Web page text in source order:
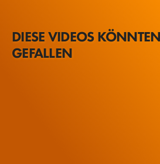
DIESE VIDEOS
GEFALLEN